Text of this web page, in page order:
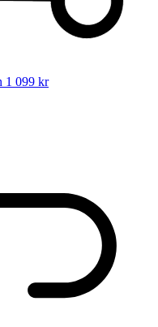
1 099 kr